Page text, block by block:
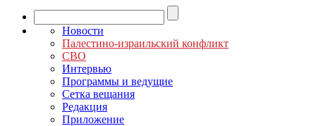
Новости
Палестино-израильский конфликт
СВО
Интервью
Программы и ведущие
Сетка вещания
Редакция
Приложение